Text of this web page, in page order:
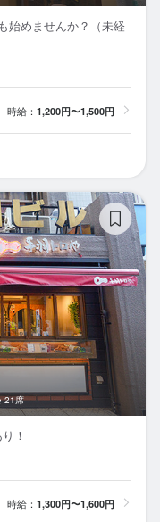
始めませんか？（未経
時給： 1,200円〜1,500円
21席
！
時給： 1,300円〜1,600円